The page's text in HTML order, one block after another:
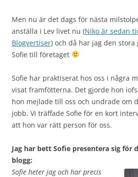
Men nu är det dags för nästa
anställa i Lev livet nu (Niko är sedan
Blogvertiser) och då har jag den
Sofie till företaget
Sofie har praktiserat hos oss i några
visat framfötterna. Det gjorde hon
hon mejlade till oss och undrade om
jobb. Vi träffade Sofie för en kort
att hon var rätt person för oss.
Jag har bett Sofie presentera sig för
blogg:
Sofie heter jag och har precis